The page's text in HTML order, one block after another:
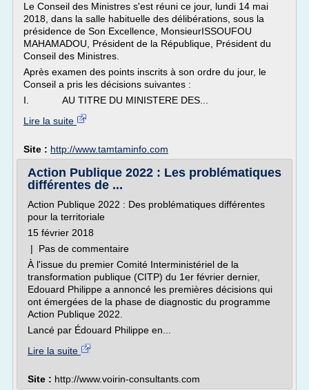
Le Conseil des Ministres s'est réuni ce jour, lundi 14 mai
2018, dans la salle habituelle des délibérations, sous la
présidence de Son Excellence, MonsieurISSOUFOU
MAHAMADOU, Président de la République, Président du
Conseil des Ministres.
Après examen des points inscrits à son ordre du jour, le
Conseil a pris les décisions suivantes :
I. AU TITRE DU MINISTERE DES...
Lire la suite
Site : http://www.tamtaminfo.com
Action Publique 2022 : Les problématiques
différentes de ...
Action Publique 2022 : Des problématiques différentes
pour la territoriale
15 février 2018
| Pas de commentaire
À l'issue du premier Comité Interministériel de la
transformation publique (CITP) du 1er février dernier,
Edouard Philippe a annoncé les premières décisions qui
ont émergées de la phase de diagnostic du programme
Action Publique 2022.
Lancé par Édouard Philippe en...
Lire la suite
Site : http://www.voirin-consultants.com